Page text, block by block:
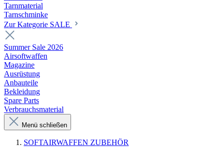
Tarnmaterial
Tarnschminke
Zur Kategorie SALE
Summer Sale 2026
Airsoftwaffen
Magazine
Ausrüstung
Anbauteile
Bekleidung
Spare Parts
Verbrauchsmaterial
Menü schließen
SOFTAIRWAFFEN ZUBEHÖR